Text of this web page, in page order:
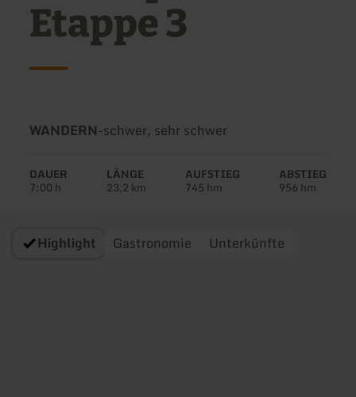
Etappe 3
Art
Tour:
WANDERN-Schwierigkeit:
schwer, sehr schwer
DAUER
7:00 h
LÄNGE
23,2 km
AUFSTIEG
745 hm
ABSTIEG
956 hm
Highlight Gastronomie Unterkünfte